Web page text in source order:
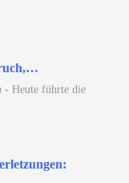
- Heute führte die